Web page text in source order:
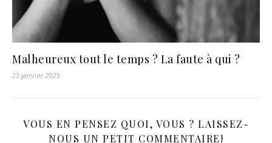
Malheureux tout le temps ? La faute à qui ?
23 janvier 2023
VOUS EN PENSEZ QUOI, VOUS ? LAISSEZ-
NOUS UN PETIT COMMENTAIRE!